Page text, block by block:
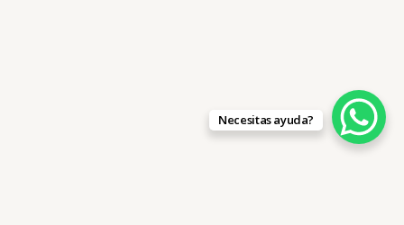
Necesitas ayuda?